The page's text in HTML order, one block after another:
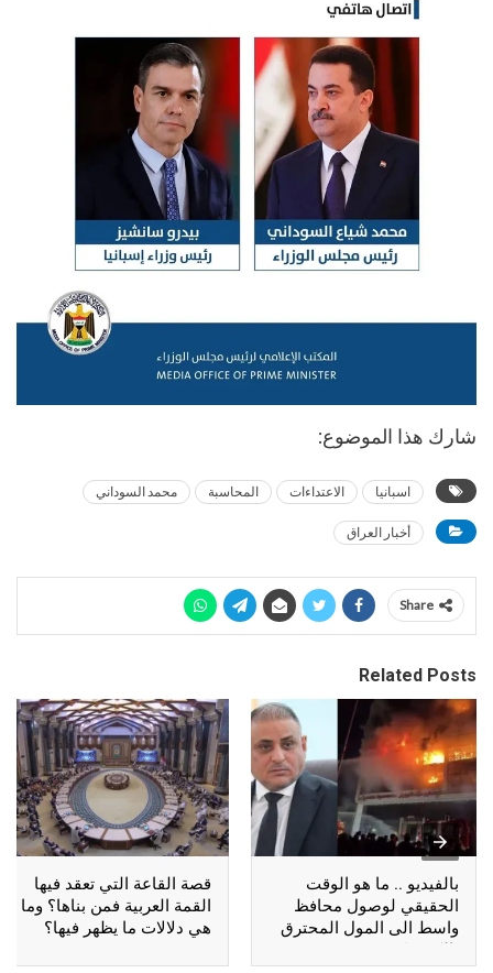
شارك هذا الموضوع:
اسبانيا الاعتداءات المحاسبة محمد السوداني
أخبار العراق
Share
Related Posts
بالفيديو .. ما هو الوقت
الحقيقي لوصول محافظ
واسط الى المول المحترق
بالكوت؟
قصة القاعة التي تعقد فيها
القمة العربية فمن بناها؟ وما
هي دلالات ما يظهر فيها؟